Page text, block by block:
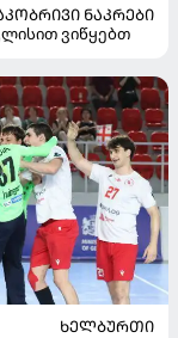
ᲜᲐᲙᲠᲔᲑᲘ
ვიწყებთ
ᲮᲔᲚᲑᲣᲠᲗᲘ